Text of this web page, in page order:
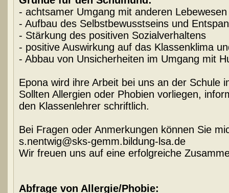
- achtsamer Umgang mit anderen Lebewesen
- Aufbau des Selbstbewusstseins und
- Stärkung des positiven Sozialverhaltens
- positive Auswirkung auf das Klassenklima
- Abbau von Unsicherheiten im Umgang mit
Epona wird ihre Arbeit bei uns an der Schule
Sollten Allergien oder Phobien vorliegen,
den Klassenlehrer schriftlich.
Bei Fragen oder Anmerkungen können Sie
s.nentwig@sks-gemm.bildung-lsa.de
Wir freuen uns auf eine erfolgreiche
Abfrage von Allergie/Phobie: